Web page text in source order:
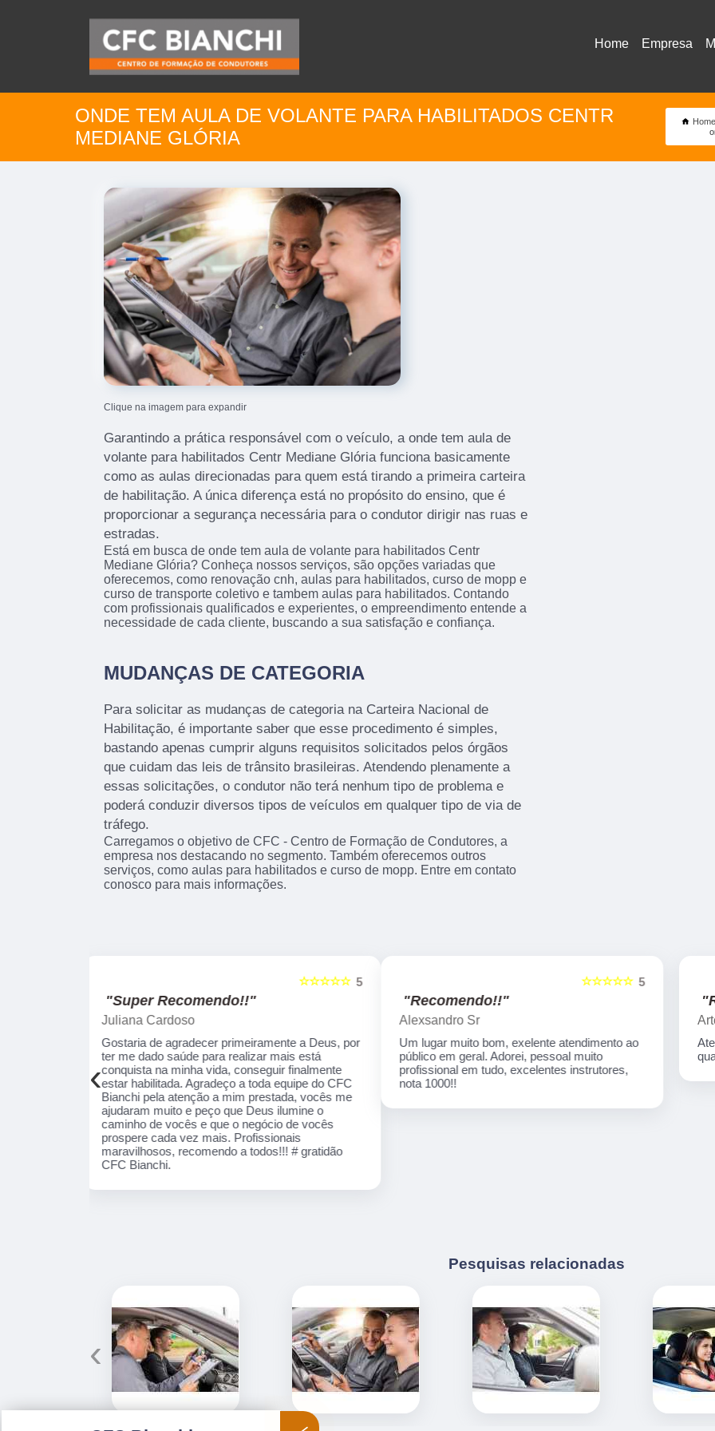
Home Empresa
ONDE TEM AULA DE VOLANTE PARA HABILITADOS CENTR
MEDIANE GLÓRIA
Home
Clique na imagem para expandir
Garantindo a prática responsável com o veículo, a onde tem aula de
volante para habilitados Centr Mediane Glória funciona basicamente
como as aulas direcionadas para quem está tirando a primeira carteira
de habilitação. A única diferença está no propósito do ensino, que é
proporcionar a segurança necessária para o condutor dirigir nas ruas e
estradas.
Está em busca de onde tem aula de volante para habilitados Centr
Mediane Glória? Conheça nossos serviços, são opções variadas que
oferecemos, como renovação cnh, aulas para habilitados, curso de mopp e
curso de transporte coletivo e tambem aulas para habilitados. Contando
com profissionais qualificados e experientes, o empreendimento entende a
necessidade de cada cliente, buscando a sua satisfação e confiança.
MUDANÇAS DE CATEGORIA
Para solicitar as mudanças de categoria na Carteira Nacional de
Habilitação, é importante saber que esse procedimento é simples,
bastando apenas cumprir alguns requisitos solicitados pelos órgãos
que cuidam das leis de trânsito brasileiras. Atendendo plenamente a
essas solicitações, o condutor não terá nenhum tipo de problema e
poderá conduzir diversos tipos de veículos em qualquer tipo de via de
tráfego.
Carregamos o objetivo de CFC - Centro de Formação de Condutores, a
empresa nos destacando no segmento. Também oferecemos outros
serviços, como aulas para habilitados e curso de mopp. Entre em contato
conosco para mais informações.
5
☆☆☆☆☆
"Recomendo!!"
Alexsandro Sr
Um lugar muito bom, exelente atendimento ao
público em geral. Adorei, pessoal muito
profissional em tudo, excelentes instrutores,
nota 1000!!
☆☆☆☆☆
"Recomendo!!"
Artecom informatica
Atendimento especial, professores
qualificados, serviços de qualidade.
‹
Pesquisas relacionadas
‹